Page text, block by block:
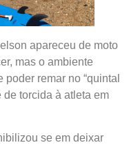
apareceu de moto
mas o ambiente
remar no “quintal
torcida à atleta em
se em deixar